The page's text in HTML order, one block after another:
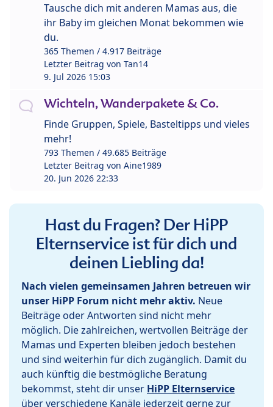
Tausche dich mit anderen Mamas aus, die
ihr Baby im gleichen Monat bekommen wie
du.
365 Themen / 4.917 Beiträge
Letzter Beitrag von Tan14
9. Jul 2026 15:03
Wichteln, Wanderpakete & Co.
Finde Gruppen, Spiele, Basteltipps und vieles
mehr!
793 Themen / 49.685 Beiträge
Letzter Beitrag von Aine1989
20. Jun 2026 22:33
Hast du Fragen? Der HiPP
Elternservice ist für dich und
deinen Liebling da!
Nach vielen gemeinsamen Jahren betreuen wir
unser HiPP Forum nicht mehr aktiv. Neue
Beiträge oder Antworten sind nicht mehr
möglich. Die zahlreichen, wertvollen Beiträge der
Mamas und Experten bleiben jedoch bestehen
und sind weiterhin für dich zugänglich. Damit du
auch künftig die bestmögliche Beratung
bekommst, steht dir unser HiPP Elternservice
über verschiedene Kanäle jederzeit gerne zur